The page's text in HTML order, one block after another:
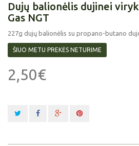
Dujų balionėlis dujinei
Gas NGT
227g dujų balionėlis su propano-butano
ŠIUO METU PREKĖS NETURIME
2,50€